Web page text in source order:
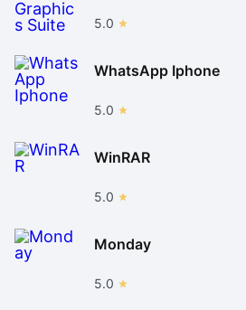
5.0
WhatsApp Iphone
5.0
WinRAR
5.0
Monday
5.0